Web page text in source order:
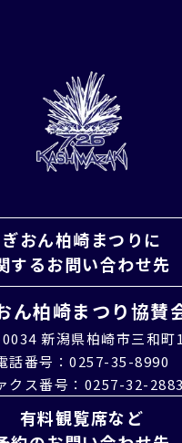
ぎおん柏崎まつりに
するお問い合わせ先
ん柏崎まつり協賛
新潟県柏崎市三和町
話番号：0257-35-8990
クス番号：0257-32-2883
有料観覧席など